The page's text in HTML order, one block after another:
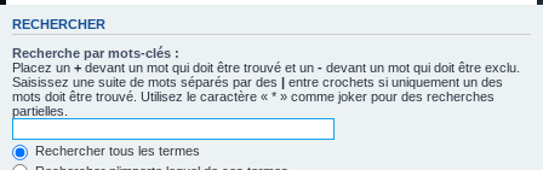
RECHERCHER
Recherche par mots-clés :
Placez un + devant un mot qui doit être trouvé et un - devant un mot qui doit être exclu.
Saisissez une suite de mots séparés par des
entre crochets si uniquement un des
mots doit être trouvé. Utilisez le caractère « * » comme joker pour des recherches
partielles.
Rechercher tous les termes